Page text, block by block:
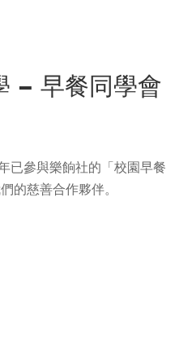
– 早餐同學會
已參與樂餉社的「校園早餐
的慈善合作夥伴。